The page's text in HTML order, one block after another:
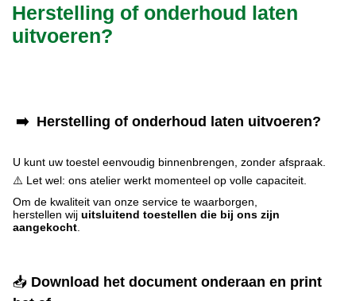
Herstelling of onderhoud laten
uitvoeren?
➡️ Herstelling of onderhoud laten uitvoeren?
U kunt uw toestel eenvoudig binnenbrengen, zonder afspraak.
⚠️ Let wel: ons atelier werkt momenteel op volle capaciteit.
Om de kwaliteit van onze service te waarborgen,
herstellen wij uitsluitend toestellen die bij ons zijn
aangekocht
📥 Download het document onderaan en print